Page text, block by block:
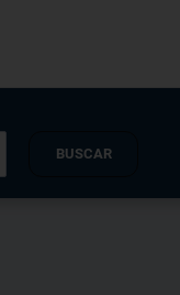
BUSCAR